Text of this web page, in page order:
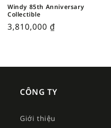
Windy 85th Anniversary
Collectible
3,810,000 ₫
CÔNG TY
Giới thiệu